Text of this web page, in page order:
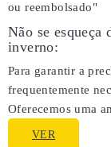
ou reembolsado"
Não se esqueça
inverno:
Para garantir a
frequentemente
Oferecemos uma
VER